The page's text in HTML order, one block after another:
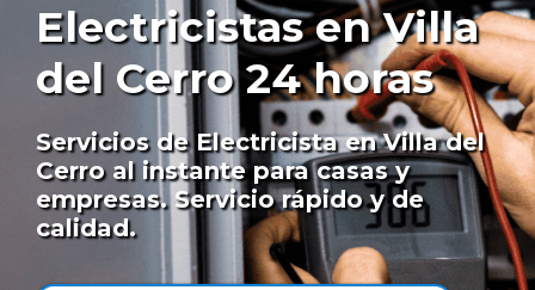
Electricistas en Villa
del Cerro 24 horas
Servicios de Electricista en Villa del
Cerro al instante para casas y
empresas. Servicio rápido y de
calidad.